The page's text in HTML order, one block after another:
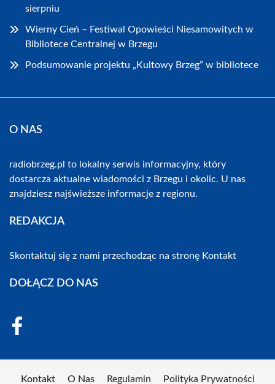
sierpniu
Wierny Cień – Festiwal Opowieści Niesamowitych w
Bibliotece Centralnej w Brzegu
Podsumowanie projektu „Kultowy Brzeg” w bibliotece
O NAS
radiobrzeg.pl to lokalny serwis informacyjny, który
dostarcza aktualne wiadomości z Brzegu i okolic. U nas
znajdziesz najświeższe informacje z regionu.
REDAKCJA
Skontaktuj się z nami przechodząc na stronę Kontakt
DOŁĄCZ DO NAS
Kontakt O Nas Regulamin Polityka Prywatności